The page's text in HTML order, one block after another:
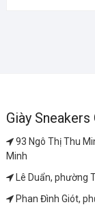
Giày
93 Ngô Thị Thu
Minh
Lê Duẩn, phường
Phan Đình Giót,